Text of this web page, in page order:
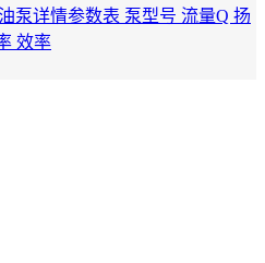
泵详情参数表 泵型号 流量Q 扬
效率